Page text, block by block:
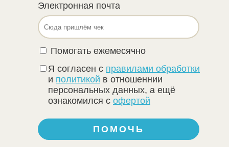
Электронная почта
Помогать ежемесячно
Я согласен с правилами обработки
и политикой в отношеннии
персональных данных, а ещё
ознакомился с офертой